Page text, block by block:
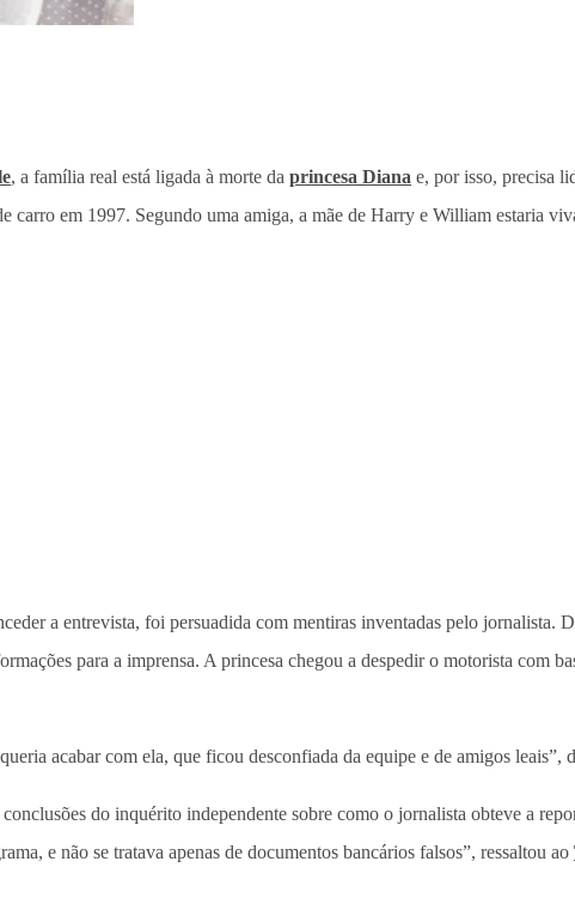
, a família real está ligada à morte da princesa Diana e, por isso, precisa
em 1997. Segundo uma amiga, a mãe de Harry e William estaria
a entrevista, foi persuadida com mentiras inventadas pelo jornalista.
para a imprensa. A princesa chegou a despedir o motorista com
acabar com ela, que ficou desconfiada da equipe e de amigos leais”,
do inquérito independente sobre como o jornalista obteve a
e não se tratava apenas de documentos bancários falsos”, ressaltou ao